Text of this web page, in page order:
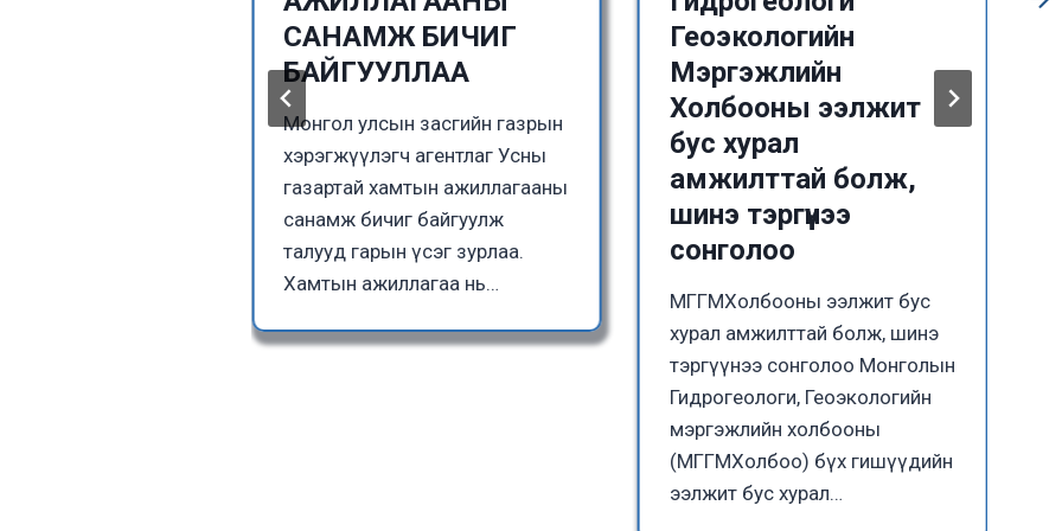
САНАМЖ БИЧИГ
БАЙГУУЛЛАА
Монгол улсын засгийн газрын
хэрэгжүүлэгч агентлаг Усны
газартай хамтын ажиллагааны
санамж бичиг байгуулж
талууд гарын үсэг зурлаа.
Хамтын ажиллагаа нь…
Геоэкологийн
Мэргэжлийн
Холбооны ээлжит
бус хурал
амжилттай болж,
шинэ тэргүүнээ
сонголоо
МГГМХолбооны ээлжит бус
хурал амжилттай болж, шинэ
тэргүүнээ сонголоо Монголын
Гидрогеологи, Геоэкологийн
мэргэжлийн холбооны
(МГГМХолбоо) бүх гишүүдийн
ээлжит бус хурал…